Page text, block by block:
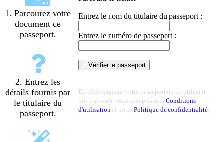
1. Parcourez votre
document de
passeport.
2. Entrez les
détails fournis par
le titulaire du
passeport.
Entrez le nom du titulaire du passeport :
Entrez le numéro de passeport :
Vérifier le passeport
En téléchargeant votre passeport ou en utilisant
notre service, vous acceptez nos Conditions
d'utilisation et notre Politique de confidentialité.